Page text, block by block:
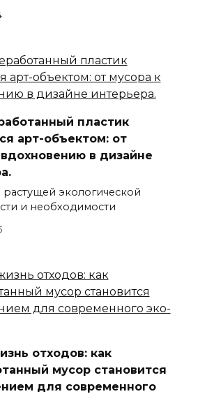
пластик
арт-объектом: от
в дизайне
растущей экологической
и необходимости
отходов: как
мусор становится
для современного